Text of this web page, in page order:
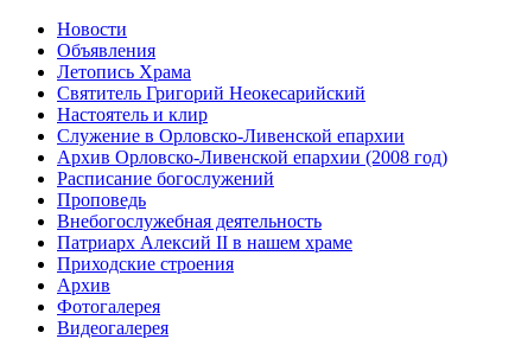
Новости
Объявления
Летопись Храма
Святитель Григорий Неокесарийский
Настоятель и клир
Служение в Орловско-Ливенской епархии
Архив Орловско-Ливенской епархии (2008 год)
Расписание богослужений
Проповедь
Внебогослужебная деятельность
Патриарх Алексий II в нашем храме
Приходские строения
Архив
Фотогалерея
Видеогалерея